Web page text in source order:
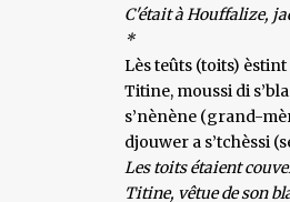
C'était à Houffalize,
*
Lès teûts (toits)
Titine, moussi di
s’nènène (grand-
djouwer a s’tchèssi
Les toits étaient
Titine, vêtue de son